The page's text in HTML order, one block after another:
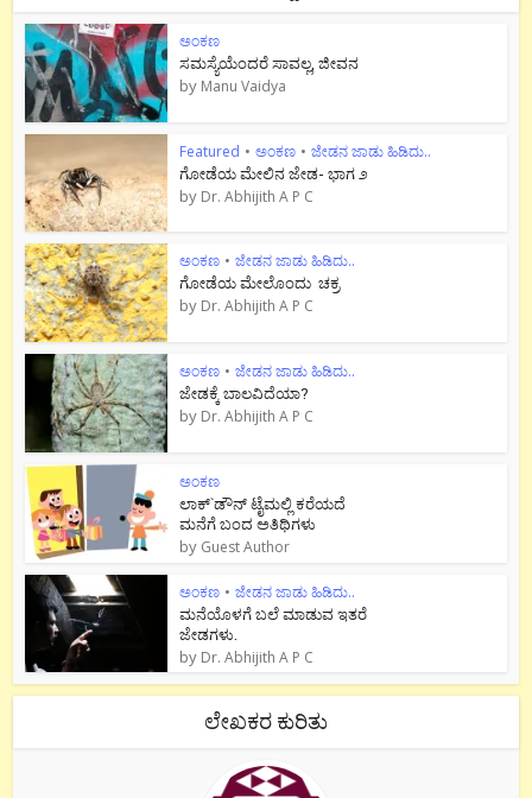
ಅಂಕಣ
ಸಮಸ್ಯೆಯೆಂದರೆ ಸಾವಲ್ಲ, ಜೀವನ
by Manu Vaidya
Featured • ಅಂಕಣ • ಜೇಡನ ಜಾಡು ಹಿಡಿದು..
ಗೋಡೆಯ ಮೇಲಿನ ಜೇಡ- ಭಾಗ ೨
by Dr. Abhijith A P C
ಅಂಕಣ • ಜೇಡನ ಜಾಡು ಹಿಡಿದು..
ಗೋಡೆಯ ಮೇಲೊಂದು ಚಕ್ರ
by Dr. Abhijith A P C
ಅಂಕಣ • ಜೇಡನ ಜಾಡು ಹಿಡಿದು..
ಜೇಡಕ್ಕೆ ಬಾಲವಿದೆಯಾ?
by Dr. Abhijith A P C
ಅಂಕಣ
ಲಾಕ್`ಡೌನ್ ಟೈಮಲ್ಲಿ ಕರೆಯದೆ
ಮನೆಗೆ ಬಂದ ಅತಿಥಿಗಳು
by Guest Author
ಅಂಕಣ • ಜೇಡನ ಜಾಡು ಹಿಡಿದು..
ಮನೆಯೊಳಗೆ ಬಲೆ ಮಾಡುವ ಇತರೆ
ಜೇಡಗಳು.
by Dr. Abhijith A P C
ಲೇಖಕರ ಕುರಿತು